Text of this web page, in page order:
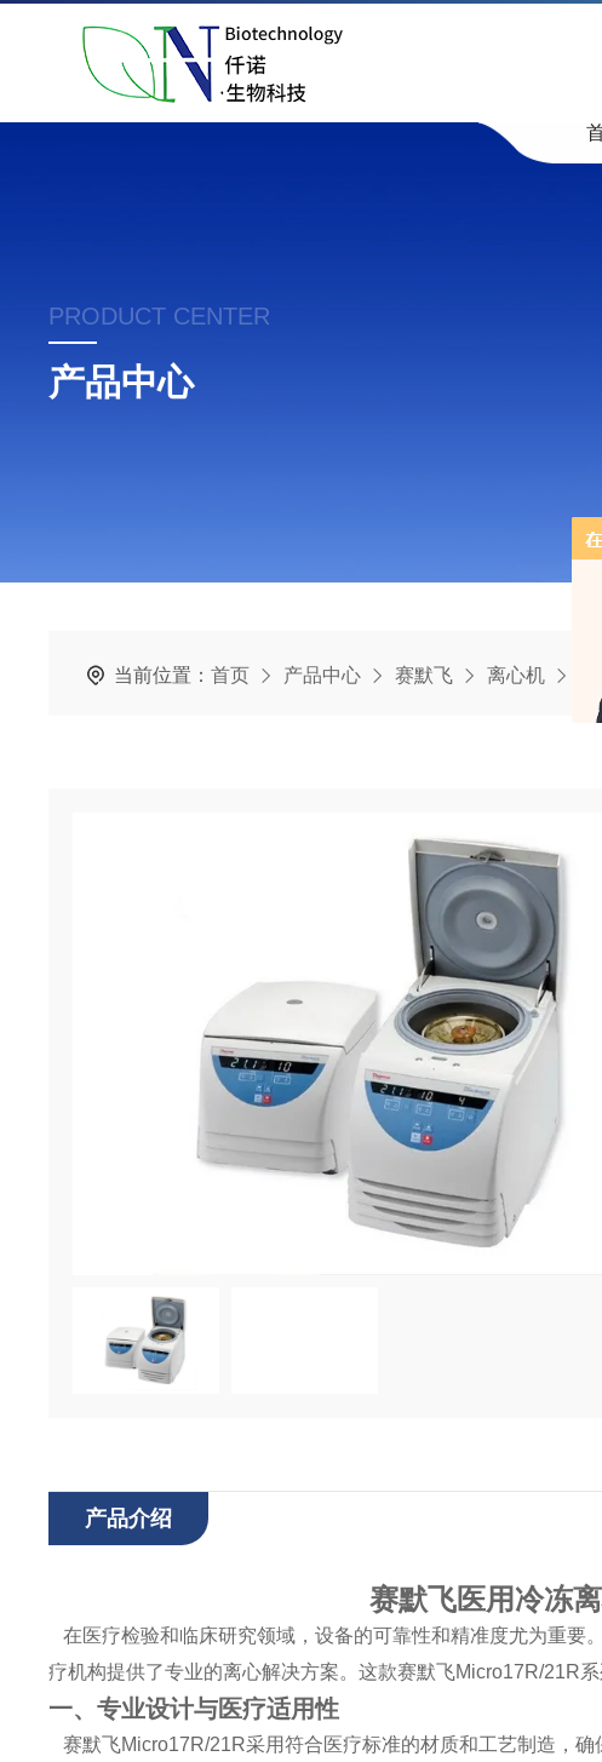
PRODUCT CENTER
产品中心
当前位置： 首页 产品中心 赛默飞 离心机
产品介绍
赛默飞医用冷冻
在医疗检验和临床研究领域，设备的可靠性和精准度尤为重要
疗机构提供了专业的离心解决方案。这款赛默飞Micro17R/21R
一、专业设计与医疗适用性
赛默飞Micro17R/21R采用符合医疗标准的材质和工艺制造，